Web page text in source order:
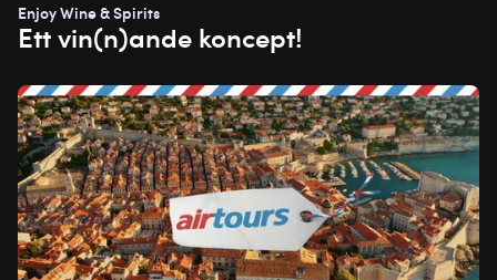
Enjoy Wine & Spirits
Ett vin(n)ande koncept!
Case
om
AirTours